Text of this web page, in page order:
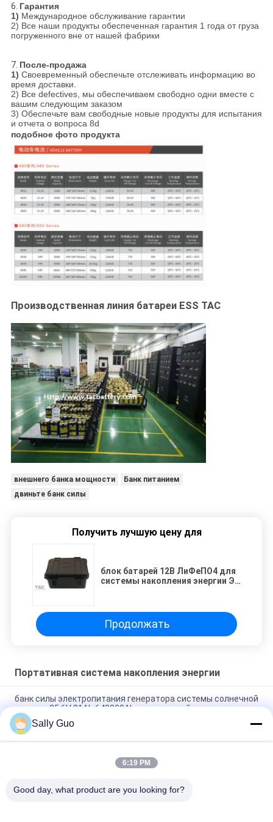
6. Гарантия
1) Международное обслуживание гарантии
2) Все наши продукты обеспеченная гарантия 1 года от груза
погруженного вне от нашей фабрики
7. После-продажа
1) Своевременный обеспечьте отслеживать информацию во
время доставки.
2) Все defectives, мы обеспечиваем свободно одни вместе с
вашим следующим заказом
3) Обеспечьте вам свободные новые продукты для испытания
и отчета о вопроса 8d
подобное фото продукта
Производственная линия батареи ESS TAC
внешнего банка мощности
Банк питанием
двиньте банк силы
Получить лучшую цену для
блок батарей 12В ЛиФеПО4 для
системы накопления энергии ЭВ
Продолжать
Портативная система накопления энергии
банк силы электропитания генератора системы солнечной
энергии 25.6V 81Ah 648000Ah портативный
На открытом воздухе портативная батарея лития системы
2000W 3.7V накопления энергии
портативная система 3.7V 45Ah накопления энергии 1500W
Sally Guo
6:19 PM
Good day, what product are you looking for?